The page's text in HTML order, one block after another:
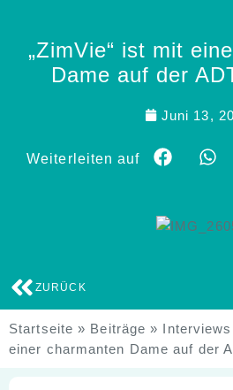
„ZimVie“ ist mit
Dame auf der
Juni 13,
Weiterleiten auf
ZURÜCK
Startseite » Beiträge » Interviews
einer charmanten Dame auf der